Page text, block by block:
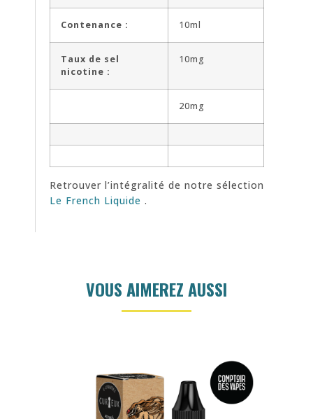
Contenance : 10ml
Taux de sel
nicotine :
10mg
20mg
Retrouver l’intégralité de notre sélection
Le French Liquide .
VOUS AIMEREZ AUSSI